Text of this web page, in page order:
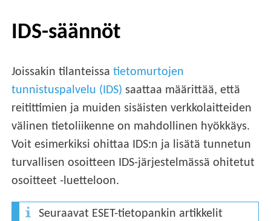
IDS-säännöt
Joissakin tilanteissatietomurtojen
tunnistuspalvelu (IDS) saattaa määrittää, että
reitittimien ja muiden sisäisten verkkolaitteiden
välinen tietoliikenne on mahdollinen hyökkäys.
Voit esimerkiksi ohittaa IDS:n ja lisätä tunnetun
turvallisen osoitteen IDS-järjestelmässä ohitetut
osoitteet -luetteloon.
Seuraavat ESET-tietopankin artikkelit